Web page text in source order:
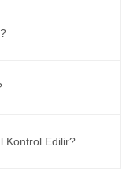
Kontrol Edilir?